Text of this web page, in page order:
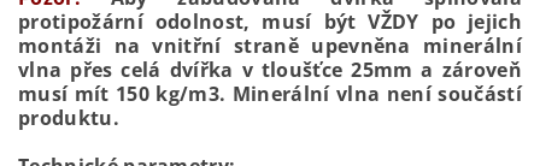
protipožární odolnost, musí být VŽDY po jejich
montáži na vnitřní straně upevněna minerální
vlna přes celá dvířka v tloušťce 25mm a zároveň
musí mít 150 kg/m3. Minerální vlna není součástí
produktu.